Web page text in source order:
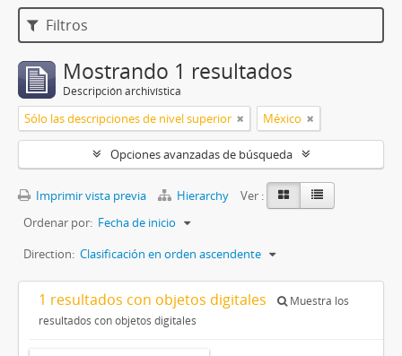
Filtros
Mostrando 1 resultados
Descripción archivística
Sólo las descripciones de nivel superior México
Opciones avanzadas de búsqueda
Imprimir vista previa Hierarchy
Ver :
Ordenar por: Fecha de inicio
Direction: Clasificación en orden ascendente
1 resultados con objetos digitales
Muestra los
resultados con objetos digitales